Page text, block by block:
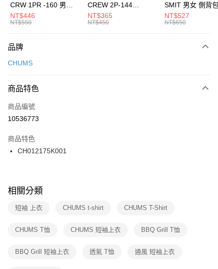
元大商業銀行
台灣樂天信用卡公司
全盈+PAY
AFTEE先享後付
【關於「AFTEE先享後付」】
便利好安心！
３．安心：先確認商品／服務後，再付款。
【「AFTEE先享後付」結帳流程】
１．於結帳方式選擇「AFTEE先享後付」後，將跳轉至「AFTEE先享後付」
２．訂單成立數日內，您將收到繳費通知簡訊。
３．收到繳費通知簡訊後14天內，點擊此簡訊中的連結，可透過四大超商／
ATM／網路銀行／等多元方式進行付款，方視為交易完成。
※ 交易是否成功請以「AFTEE先享後付 」之結帳頁面顯示為準，若有關於
是否繳費成功／繳費後需取消欲退款等相關疑問，請聯繫「AFTEE先享後付
客戶支援中心」
https://netprotections.freshdesk.com/support/home
１．透過由恩沛科技股份有限公司提供之「AFTEE先享後付」服務完成之交
權轉讓予恩沛科技股份有限公司。
運送方式
每筆NT$100，滿NT$1,500(含以上)免運費
宅配
每筆NT$100，滿NT$1,500(含以上)免運費
付款後門市自取
每筆NT$100，滿NT$1,500(含以上)免運費
CRW 1PR -160 男女
中統襪 FZ3393100
NT$446
NT$550
CREW 2P-144
EMBRDY 男女 短統襪
FZ3073133
NT$365
NT$450
SMIT 男女 側背
BA5871010
NT$527
NT$650
品牌
CHUMS
商品特色
商品編號
10536773
商品特色
CH012175K001
相關分類
短袖 上衣 CHUMS t-shirt CHUMS T-Shirt
CHUMS T恤 CHUMS 短袖上衣 BBQ Grill T恤
BBQ Grill 短袖上衣 透氣 T恤 通風 短袖上衣